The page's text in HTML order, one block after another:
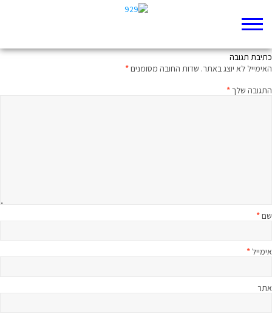
כתיבת תגובה
האימייל לא יוצג באתר. שדות החובה מסומנים*
התגובה שלך*
שם*
אימייל *
אתר